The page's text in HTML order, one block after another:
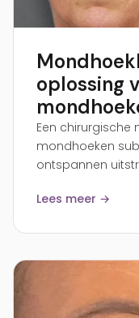
oplossing
Een chirurgische
mondhoeken
ontspannen
Lees meer →